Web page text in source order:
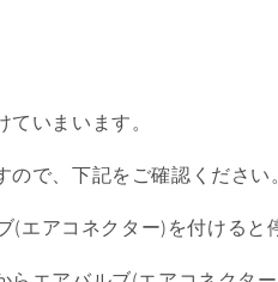
いまいます。
で、下記をご確認ください。
エアコネクター)を付けると